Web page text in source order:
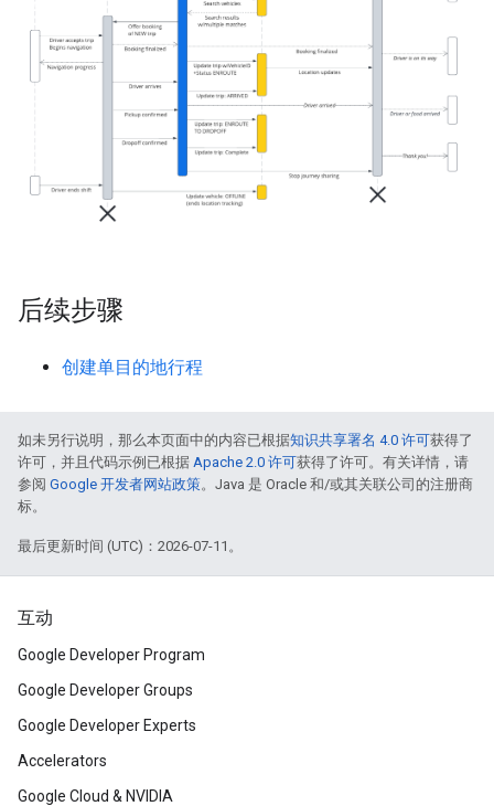
后续步骤
创建单目的地行程
如未另行说明，那么本页面中的内容已根据知识共享署名 4.0 许可获得了
许可，并且代码示例已根据 Apache 2.0 许可获得了许可。有关详情，请
参阅 Google 开发者网站政策。Java 是 Oracle 和/或其关联公司的注册商
标。
最后更新时间 (UTC)：2026-07-11。
互动
Google Developer Program
Google Developer Groups
Google Developer Experts
Accelerators
Google Cloud & NVIDIA